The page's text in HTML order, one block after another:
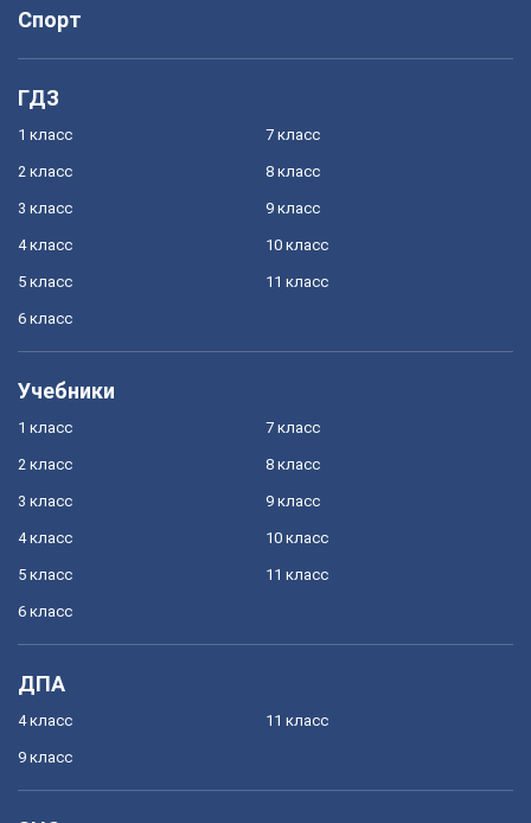
Спорт
ГДЗ
1 класс
2 класс
3 класс
4 класс
5 класс
6 класс
7 класс
8 класс
9 класс
10 класс
11 класс
Учебники
1 класс
2 класс
3 класс
4 класс
5 класс
6 класс
7 класс
8 класс
9 класс
10 класс
11 класс
ДПА
4 класс
9 класс
11 класс